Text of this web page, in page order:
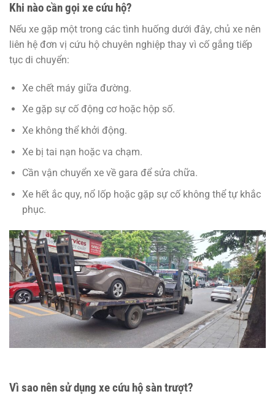
Khi nào cần gọi xe cứu hộ?
Nếu xe gặp một trong các tình huống dưới đây, chủ xe nên
liên hệ đơn vị cứu hộ chuyên nghiệp thay vì cố gắng tiếp
tục di chuyển:
Xe chết máy giữa đường.
Xe gặp sự cố động cơ hoặc hộp số.
Xe không thể khởi động.
Xe bị tai nạn hoặc va chạm.
Cần vận chuyển xe về gara để sửa chữa.
Xe hết ắc quy, nổ lốp hoặc gặp sự cố không thể tự khắc
phục.
Vì sao nên sử dụng xe cứu hộ sàn trượt?